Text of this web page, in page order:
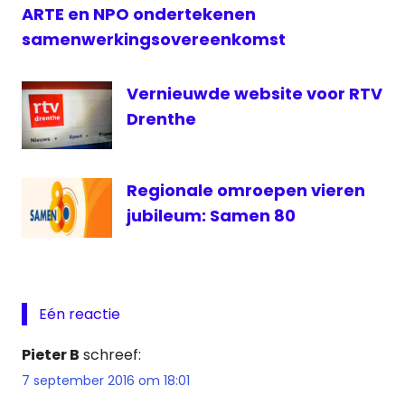
ARTE en NPO ondertekenen
samenwerkingsovereenkomst
Vernieuwde website voor RTV
Drenthe
Regionale omroepen vieren
jubileum: Samen 80
Eén reactie
Pieter B schreef:
7 september 2016 om 18:01